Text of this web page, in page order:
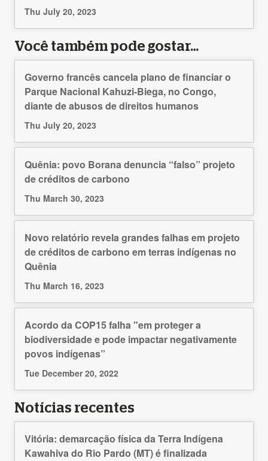
Thu July 20, 2023
Você também pode gostar…
Governo francês cancela plano de financiar o
Parque Nacional Kahuzi-Biega, no Congo,
diante de abusos de direitos humanos
Thu July 20, 2023
Quênia: povo Borana denuncia “falso” projeto
de créditos de carbono
Thu March 30, 2023
Novo relatório revela grandes falhas em projeto
de créditos de carbono em terras indígenas no
Quênia
Thu March 16, 2023
Acordo da COP15 falha "em proteger a
biodiversidade e pode impactar negativamente
povos indígenas”
Tue December 20, 2022
Notícias recentes
Vitória: demarcação física da Terra Indígena
Kawahiva do Rio Pardo (MT) é finalizada